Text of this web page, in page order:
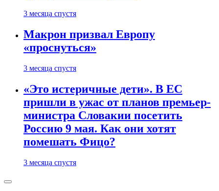
3 месяца спустя
Макрон призвал Европу
«проснуться»
3 месяца спустя
«Это истеричные дети». В ЕС
пришли в ужас от планов премьер-
министра Словакии посетить
Россию 9 мая. Как они хотят
помешать Фицо?
3 месяца спустя